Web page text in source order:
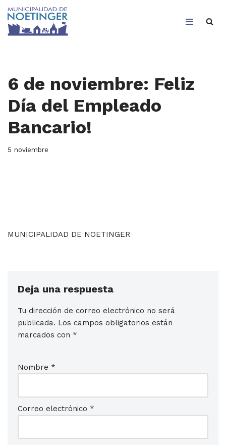
Saltar
6 de noviembre: Feliz
Día del Empleado
Bancario!
5 noviembre
MUNICIPALIDAD DE NOETINGER
Deja una respuesta
Tu dirección de correo electrónico no será
publicada. Los campos obligatorios están
marcados con *
Nombre *
Correo electrónico *